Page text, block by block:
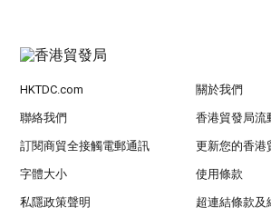
HKTDC.com 關於我們
聯絡我們 香港貿發局流
訂閱商貿全接觸電郵通訊 更新您的香港
字體大小 使用條款
私隱政策聲明 超連結條款及